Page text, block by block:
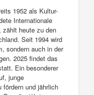
1952 als Kultur-
Internationale
zählt heute zu den
Seit 1994 wird
sondern auch in der
2025 findet das
Ein besonderer
junge
fördern und jährlich